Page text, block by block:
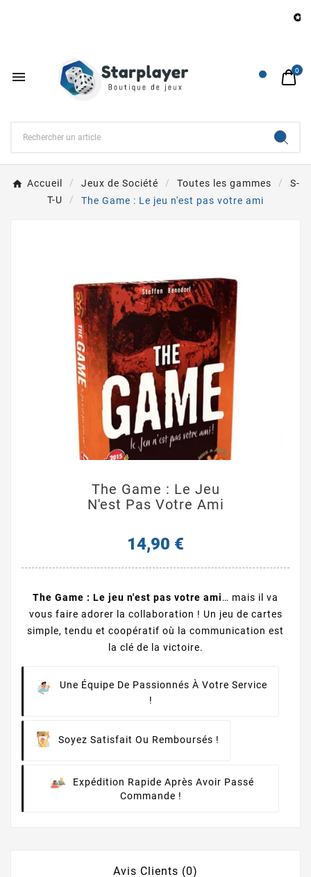

 0
Accueil Jeux de Société Toutes les gammes
S-
T-U
The Game : Le jeu n'est pas votre ami
The Game : Le Jeu
N'est Pas Votre Ami
14,90 €
The Game : Le jeu n'est pas votre ami… mais il va
vous faire adorer la collaboration ! Un jeu de cartes
simple, tendu et coopératif où la communication est
la clé de la victoire.
Une Équipe De Passionnés À Votre Service
!
Soyez Satisfait Ou Remboursés !
Expédition Rapide Après Avoir Passé
Commande !
Avis Clients (0)